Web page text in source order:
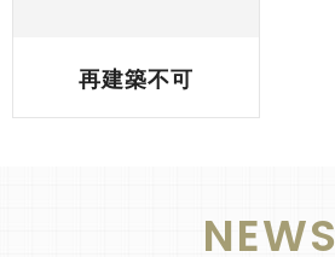
再建築不可
NEWS